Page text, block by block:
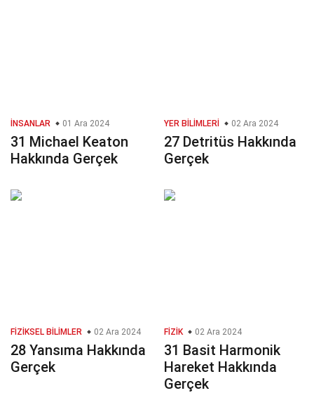
İNSANLAR 01 Ara 2024
31 Michael Keaton
Hakkında Gerçek
YER BILIMLERI 02 Ara 2024
27 Detritüs Hakkında
Gerçek
FIZIKSEL BILIMLER 02 Ara 2024
28 Yansıma Hakkında
Gerçek
FIZIK 02 Ara 2024
31 Basit Harmonik
Hareket Hakkında
Gerçek